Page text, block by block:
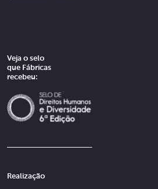
Veja o selo
que Fábricas
recebeu:
Realização